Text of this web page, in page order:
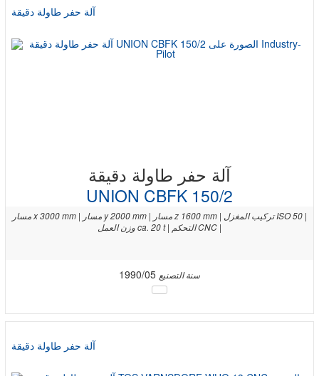
آلة حفر طاولة دقيقة
آلة حفر طاولة دقيقة
UNION CBFK 150/2
مسار x 3000 mm | مسار y 2000 mm | مسار z 1600 mm | تركيب المغزل ISO 50 |
وزن العمل ca. 20 t | التحكم CNC |
سنة التصنيع
آلة حفر طاولة دقيقة